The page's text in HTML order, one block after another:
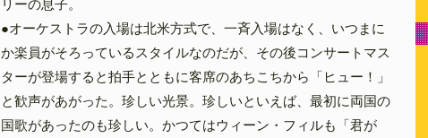
リーの息子。
●オーケストラの入場は北米方式で、一斉入場はなく、いつまに
か楽員がそろっているスタイルなのだが、その後コンサートマス
ターが登場すると拍手とともに客席のあちこちから「ヒュー！」
と歓声があがった。珍しい光景。珍しいといえば、最初に両国の
国歌があったのも珍しい。かつてはウィーン・フィルも「君が